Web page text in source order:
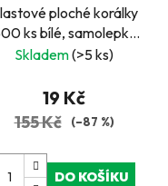
ploché korálky
ks bílé, samolepky
nejsou součástí balení
Skladem(>5 ks)
19 Kč
155 Kč (–87 %)
DO KOŠÍKU